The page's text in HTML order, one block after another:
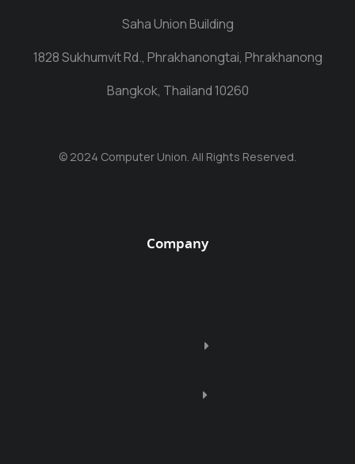
Saha Union Building
1828 Sukhumvit Rd., Phrakhanongtai, Phrakhanong
Bangkok, Thailand 10260
© 2024 Computer Union. All Rights Reserved.
Company